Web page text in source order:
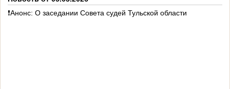
❗Анонс: О заседании Совета судей Тульской области